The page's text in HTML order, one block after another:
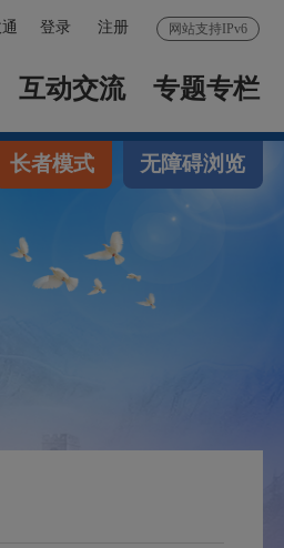
网站支持IPv6
登录 注册
互动交流 专题专栏
长者模式 无障碍浏览